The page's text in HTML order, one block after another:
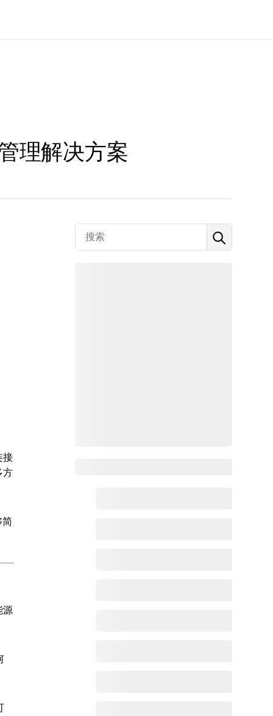
理解决方案
接
方
简
源